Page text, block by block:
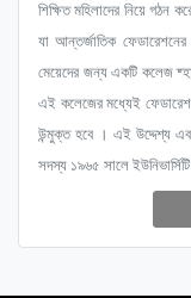
শিক্ষিত মহিলাদের নিয়ে গঠন
যা আন্তর্জাতিক
মেয়েদের জন্য একটি কলেজ
এই কলেজের মধ্যেই
উন্মুক্ত হবে । এই উদ্দেশ্য এবং
সদস্য ১৯৬৫ সালে